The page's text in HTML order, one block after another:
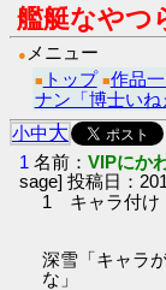
艦艇なやつ
● メニュー
■ トップ ■作品
ナン「博士い
小中大
1 名前：VIPにか
sage] 投稿日：
1 キャラ付け
深雪「キャラ
な」